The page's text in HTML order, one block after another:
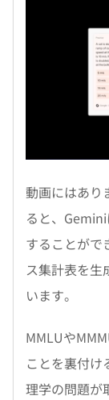
動画にはあり
ると、
することがで
ス集計表を生
います。
MMLUや
ことを裏付け
理学の問題が